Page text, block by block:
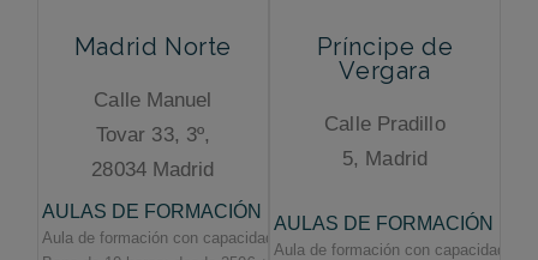
Madrid Norte
Calle Manuel
Tovar 33, 3º,
28034 Madrid
Príncipe de
Vergara
Calle Pradillo
5, Madrid